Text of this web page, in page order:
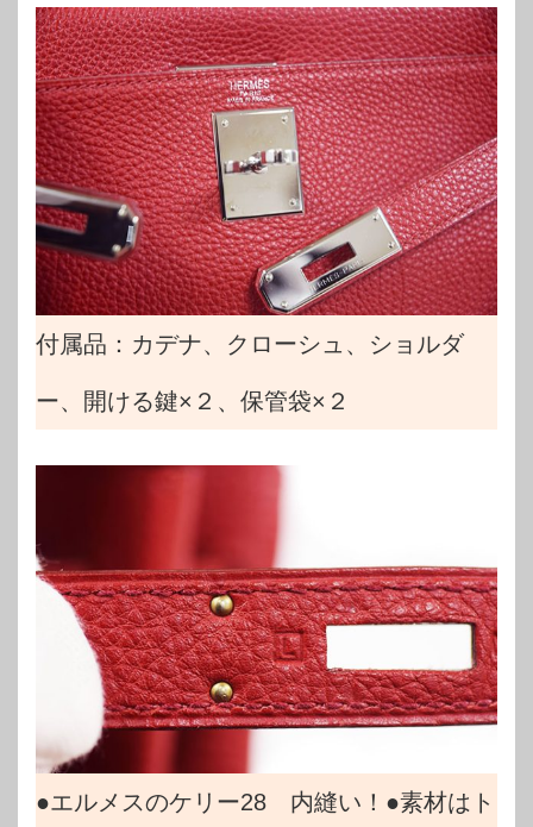
付属品：カデナ、クローシュ、ショルダ
ー、開ける鍵×２、保管袋×２
●エルメスのケリー28 内縫い！●素材はト